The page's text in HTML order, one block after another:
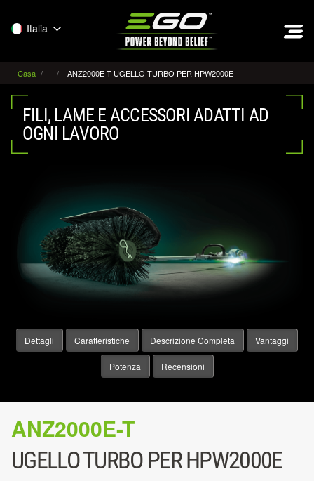
Italia
Casa ANZ2000E-T UGELLO TURBO PER HPW2000E
FILI, LAME E ACCESSORI ADATTI AD
OGNI LAVORO
Dettagli Caratteristiche Descrizione Completa Vantaggi
Potenza Recensioni
ANZ2000E-T
UGELLO TURBO PER HPW2000E